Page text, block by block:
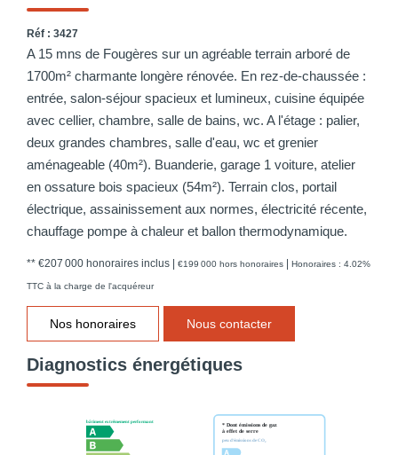
Réf : 3427
A 15 mns de Fougères sur un agréable terrain arboré de
1700m² charmante longère rénovée. En rez-de-chaussée :
entrée, salon-séjour spacieux et lumineux, cuisine équipée
avec cellier, chambre, salle de bains, wc. A l'étage : palier,
deux grandes chambres, salle d'eau, wc et grenier
aménageable (40m²). Buanderie, garage 1 voiture, atelier
en ossature bois spacieux (54m²). Terrain clos, portail
électrique, assainissement aux normes, électricité récente,
chauffage pompe à chaleur et ballon thermodynamique.
** €207 000 honoraires inclus | €199 000 hors honoraires | Honoraires : 4.02%
TTC à la charge de l'acquéreur
Nos honoraires Nous contacter
Diagnostics énergétiques